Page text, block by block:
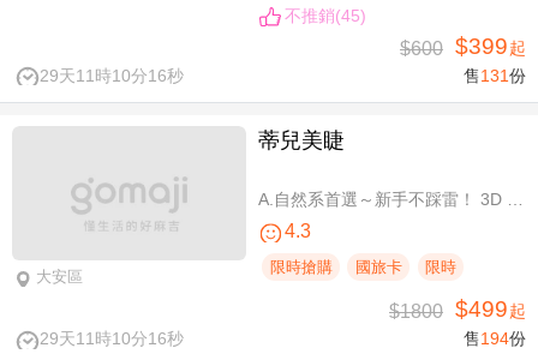
不推銷(45)
29天11時10分16秒
$600 $399起
售131份
大安區
蒂兒美睫
4.3
限時搶購 國旅卡 限時
29天11時10分16秒
$1800 $499起
售194份